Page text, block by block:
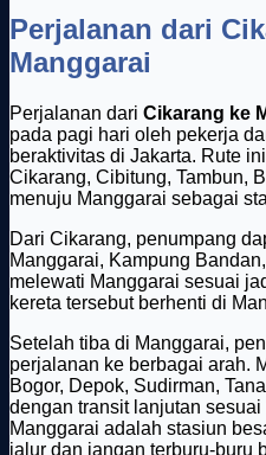
Perjalanan dari
Manggarai
Perjalanan dari Cikarang ke
pada pagi hari oleh pekerja
beraktivitas di Jakarta. Rute
Cikarang, Cibitung, Tambun,
menuju Manggarai sebagai
Dari Cikarang, penumpang
Manggarai, Kampung
melewati Manggarai sesuai
kereta tersebut berhenti di
Setelah tiba di Manggarai,
perjalanan ke berbagai arah.
Bogor, Depok, Sudirman,
dengan transit lanjutan sesuai
Manggarai adalah stasiun
jalur dan jangan terburu-buru